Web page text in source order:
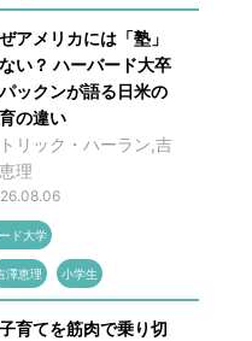
アメリカには「塾」
い？ ハーバード大卒
ックンが語る日米の
の違い
リック・ハーラン,吉
理
ド大学
澤恵理 小学生
子育てを筋肉で乗り切